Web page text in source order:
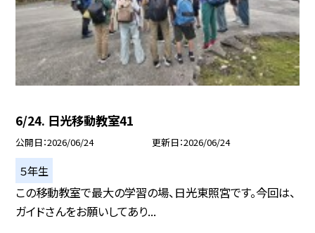
6/24. 日光移動教室41
公開日 2026/06/24 更新日 2026/06/24
５年生
この移動教室で最大の学習の場、日光東照宮です。今回は、
ガイドさんをお願いしてあり...